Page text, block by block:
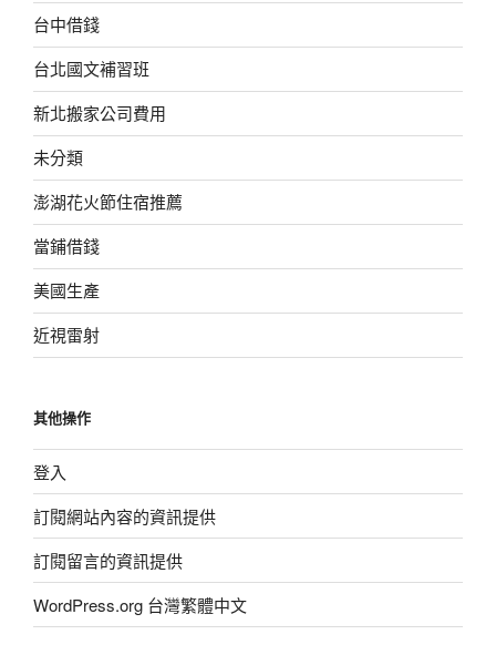
台中借錢
台北國文補習班
新北搬家公司費用
未分類
澎湖花火節住宿推薦
當鋪借錢
美國生產
近視雷射
其他操作
登入
訂閱網站內容的資訊提供
訂閱留言的資訊提供
WordPress.org 台灣繁體中文